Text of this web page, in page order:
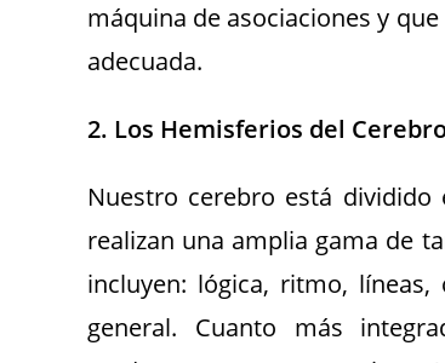
máquina de asociaciones y
adecuada.
2. Los Hemisferios del
Nuestro cerebro está
realizan una amplia gama de
incluyen: lógica, ritmo,
general. Cuanto más